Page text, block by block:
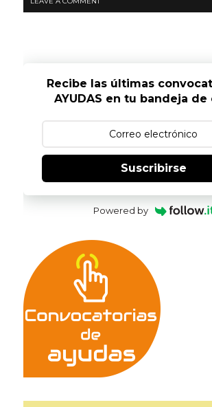
Recibe las últimas
AYUDAS en tu bandeja de
Suscribirse
Powered by